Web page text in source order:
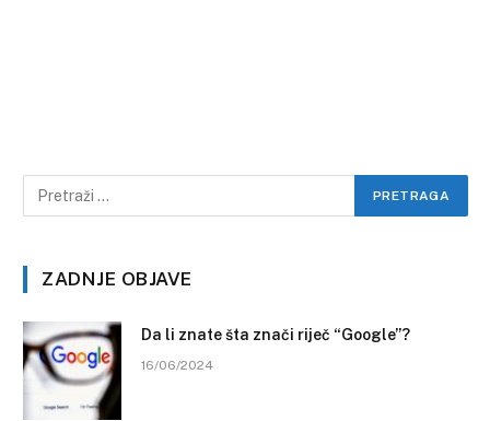
ZADNJE OBJAVE
Da li znate šta znači riječ “Google”?
16/06/2024